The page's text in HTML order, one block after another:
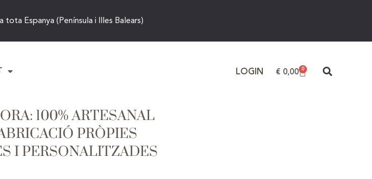
tota Espanya (Península i Illes Balears)
LOGIN € 0,00 0
100% ARTESANAL
PRÒPIES
I PERSONALITZADES